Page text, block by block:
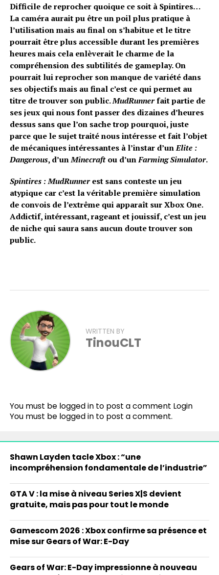
Difficile de reprocher quoique ce soit à Spintires…
La caméra aurait pu être un poil plus pratique à
l’utilisation mais au final on s’habitue et le titre
pourrait être plus accessible durant les premières
heures mais cela enlèverait le charme de la
compréhension des subtilités de gameplay. On
pourrait lui reprocher son manque de variété dans
ses objectifs mais au final c’est ce qui permet au
titre de trouver son public.MudRunnerfait partie de
ses jeux qui nous font passer des dizaines d’heures
dessus sans que l’on sache trop pourquoi, juste
parce que le sujet traité nous intéresse et fait l’objet
de mécaniques intéressantes à l’instar d’unElite :
Dangerous, d’unMinecraftou d’unFarming Simulator.
Spintires : MudRunnerest sans conteste un jeu
atypique car c’est la véritable première simulation
de convois de l’extrême qui apparaît sur Xbox One.
Addictif, intéressant, rageant et jouissif, c’est un jeu
de niche qui saura sans aucun doute trouver son
public.
WRITTEN BY
TinouCLT
You must be logged in to post a comment Login
You must be logged in to post a comment.
Shawn Layden tacle Xbox : “une
incompréhension fondamentale de l’industrie”
GTA V : la mise à niveau Series X|S devient
gratuite, mais pas pour tout le monde
Gamescom 2026 : Xbox confirme sa présence et
mise sur Gears of War: E-Day
Gears of War: E-Day impressionne à nouveau